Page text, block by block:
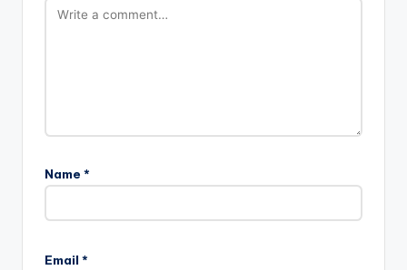
Name *
Email *